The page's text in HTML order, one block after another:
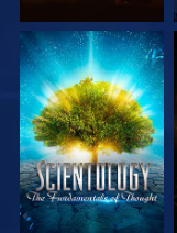
EXPLORA LAS
SERIES